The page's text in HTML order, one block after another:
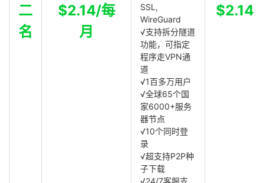
二
名
$2.14/每
月
SSL,
WireGuard
√支持拆分隧道
功能，可指定
程序走VPN通
道
√1百多万用户
√全球65个国
家6000+服务
器节点
√10个同时登
录
√超支持P2P种
子下载
√24/7客服支
$2.14